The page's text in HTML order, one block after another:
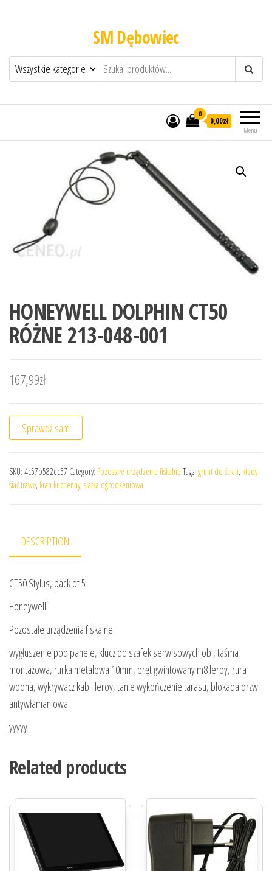
SM Dębowiec
Menu
0
0,00zł
HONEYWELL DOLPHIN CT50
RÓŻNE 213-048-001
167,99zł
Sprawdź sam
SKU: 4c57b582ec57 Category: Pozostałe urządzenia fiskalne Tags: grunt do ścian, kiedy
siać trawę, kran kuchenny, siatka ogrodzeniowa
DESCRIPTION
CT50 Stylus, pack of 5
Honeywell
Pozostałe urządzenia fiskalne
wygłuszenie pod panele, klucz do szafek serwisowych obi, taśma
montażowa, rurka metalowa 10mm, pręt gwintowany m8 leroy, rura
wodna, wykrywacz kabli leroy, tanie wykończenie tarasu, blokada drzwi
antywłamaniowa
yyyyy
Related products